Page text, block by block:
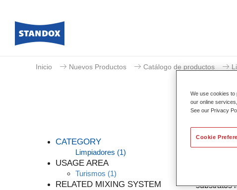
Inicio Nuevos Productos Catálogo de productos
CATEGORY
Limpiadores (1)
USAGE AREA
Turismos (1)
RELATED MIXING SYSTEM
El
substratos
We use cookies to
our online
See our Privacy
Cookie